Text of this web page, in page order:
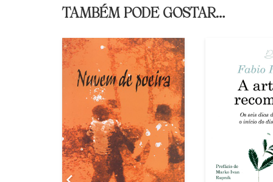
TAMBÉM PODE GOSTAR…